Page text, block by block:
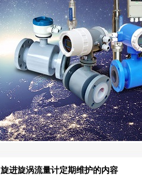
旋进旋涡流量计定期维护的内容